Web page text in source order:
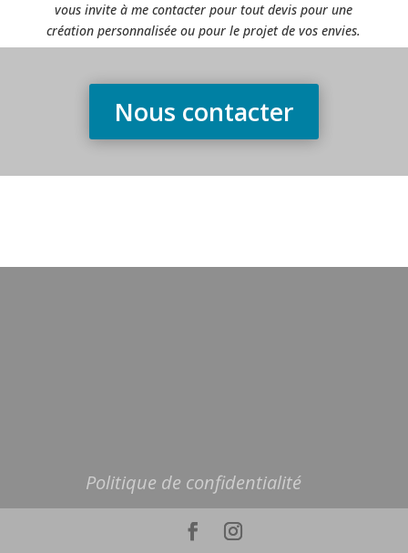
vous invite à me contacter pour tout devis pour une
création personnalisée ou pour le projet de vos envies.
Nous contacter
Politique de confidentialité